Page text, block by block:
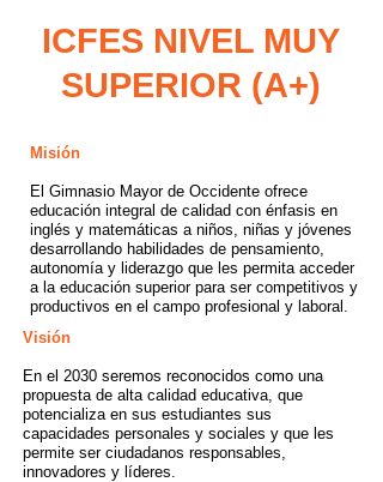
ICFES NIVEL MUY
SUPERIOR (A+)
Misión
El Gimnasio Mayor de Occidente ofrece
educación integral de calidad con énfasis en
inglés y matemáticas a niños, niñas y jóvenes
desarrollando habilidades de pensamiento,
autonomía y liderazgo que les permita acceder
a la educación superior para ser competitivos y
productivos en el campo profesional y laboral.
Visión
En el 2030 seremos reconocidos como una
propuesta de alta calidad educativa, que
potencializa en sus estudiantes sus
capacidades personales y sociales y que les
permite ser ciudadanos responsables,
innovadores y líderes.